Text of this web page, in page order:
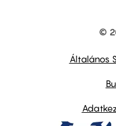
©
Általános